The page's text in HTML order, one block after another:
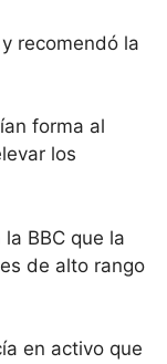
recomendó la
forma al
los
BBC que la
de alto rango
en activo que